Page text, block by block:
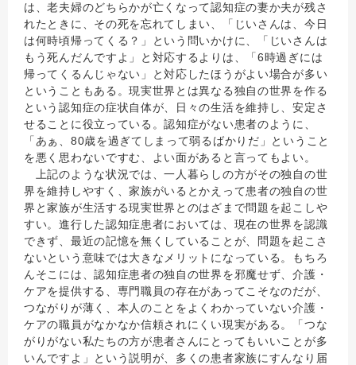
は、老夫婦のどちらかが亡くなって認知症の妻か夫が残さ
れたときに、その死を忘れてしまい、「じいさんは、今日
は何時頃帰ってくる？」という問いかけに、「じいさんは
もう死んだんですよ」と対応するよりは、「6時過ぎには
帰ってくるんじゃない」と対応したほうがよい場合が多い
ということもある。現実世界とは異なる独自の世界を作る
という認知症の症状自体が、日々の生活を維持し、安定さ
せることに役立っている。認知症がない患者のように、
「あぁ、80歳を過ぎてしまって弱るばかりだ」ということ
を悪く思わないですむ、よい面があると言ってもよい。
上記のような状況では、一人暮らしの方がその独自の世
界を維持しやすく、家族がいるとかえって患者の独自の世
界と家族が生活する現実世界とのはざまで問題を起こしや
すい。進行した認知症患者においては、現在の世界を認識
できず、最近の記憶を無くしていることが、問題を起こさ
ないという意味では大きなメリットになっている。もちろ
んそこには、認知症患者の独自の世界を邪魔せず、介護・
ケアを提供する、専門職員の存在があってこそなのだが、
つながりが薄く、本人のことをよくわかっていない介護・
ケアの職員がなかなか信頼されにくい現実がある。「つな
がりがない私たちの方が患者さんにとってもいいことが多
いんですよ」という説明が、多くの患者家族にすんなり届